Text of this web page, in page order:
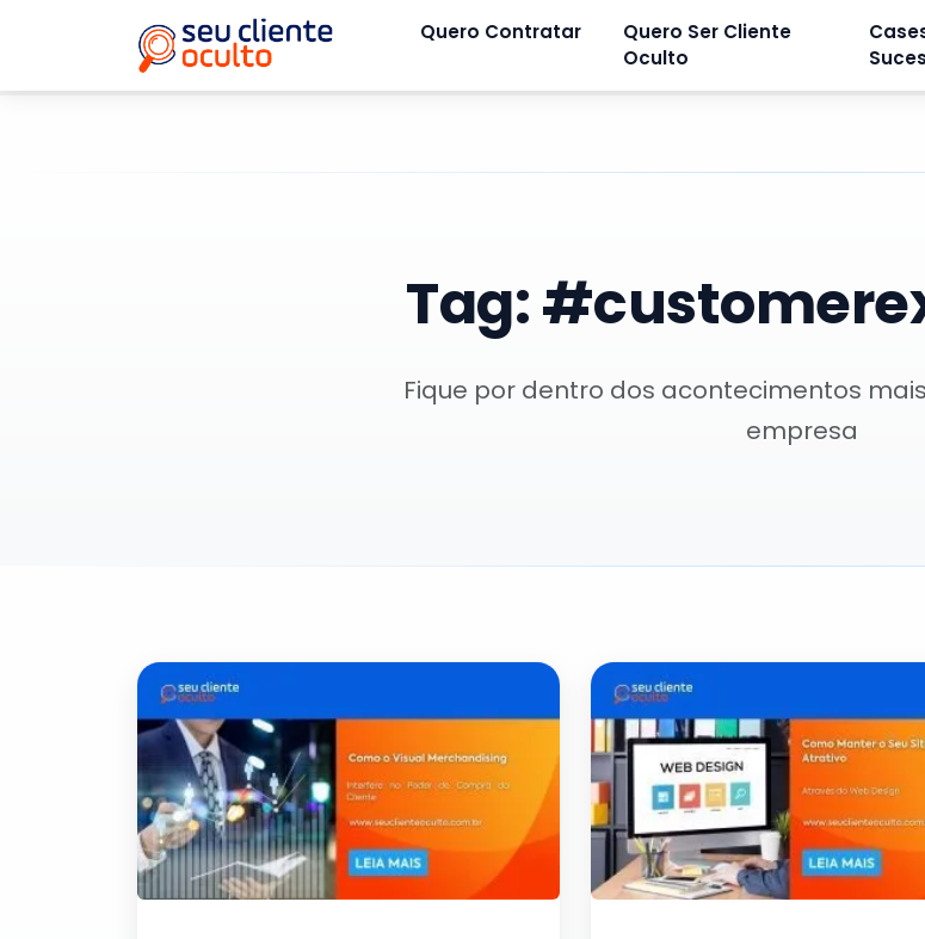
Quero Contratar
Quero Ser Cliente
Oculto
Tag:
Fique por dentro dos acontecimentos
empresa